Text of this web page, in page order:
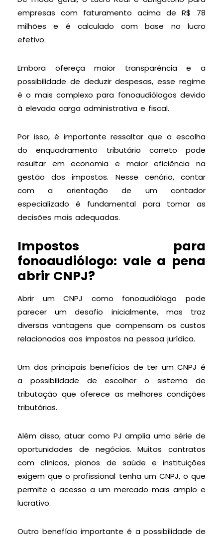
empresas com faturamento acima de R$ 78
milhões e é calculado com base no lucro
efetivo.
Embora ofereça maior transparência e a
possibilidade de deduzir despesas, esse regime
é o mais complexo para fonoaudiólogos devido
à elevada carga administrativa e fiscal.
Por isso, é importante ressaltar que a escolha
do enquadramento tributário correto pode
resultar em economia e maior eficiência na
gestão dos impostos. Nesse cenário, contar
com a orientação de um contador
especializado é fundamental para tomar as
decisões mais adequadas.
Impostos para
fonoaudiólogo: vale a pena
abrir CNPJ?
Abrir um CNPJ como fonoaudiólogo pode
parecer um desafio inicialmente, mas traz
diversas vantagens que compensam os custos
relacionados aos impostos na pessoa jurídica.
Um dos principais benefícios de ter um CNPJ é
a possibilidade de escolher o sistema de
tributação que oferece as melhores condições
tributárias.
Além disso, atuar como PJ amplia uma série de
oportunidades de negócios. Muitos contratos
com clínicas, planos de saúde e instituições
exigem que o profissional tenha um CNPJ, o que
permite o acesso a um mercado mais amplo e
lucrativo.
Outro benefício importante é a possibilidade de